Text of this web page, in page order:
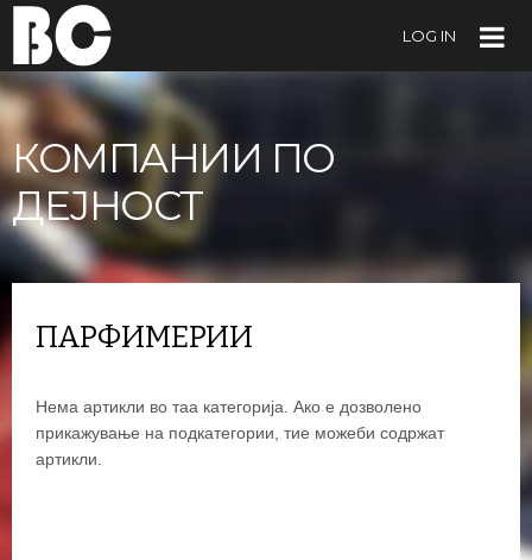
LOG IN
КОМПАНИИ ПО
ДЕЈНОСТ
ПАРФИМЕРИИ
Нема артикли во таа категорија. Ако е дозволено
прикажување на подкатегории, тие можеби содржат
артикли.